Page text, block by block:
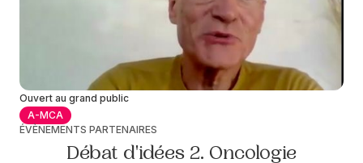
Ouvert au grand public
A-MCA
ÉVÈNEMENTS PARTENAIRES
Débat d'idées 2. Oncologie